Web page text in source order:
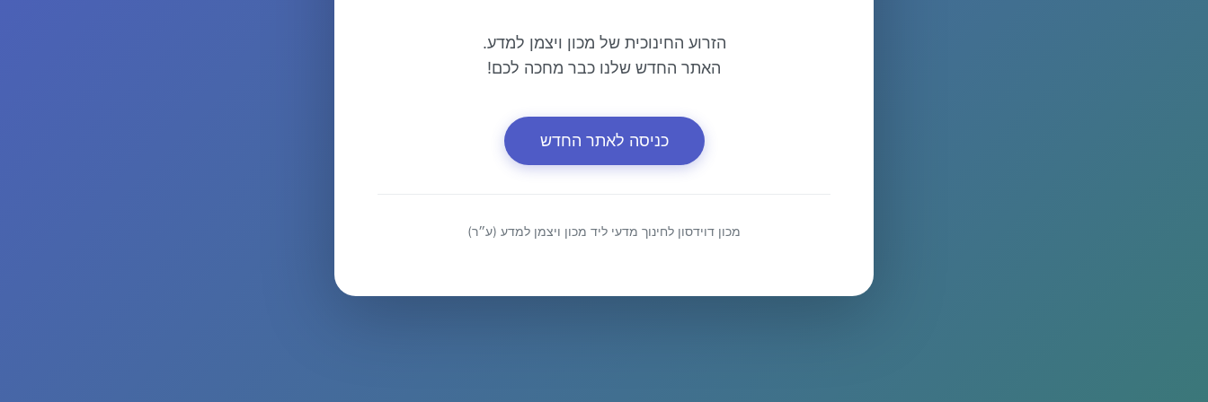
הזרוע החינוכית של מכון ויצמן למדע.
האתר החדש שלנו כבר מחכה לכם!
כניסה לאתר החדש
מכון דוידסון לחינוך מדעי ליד מכון ויצמן למדע (ע״ר)